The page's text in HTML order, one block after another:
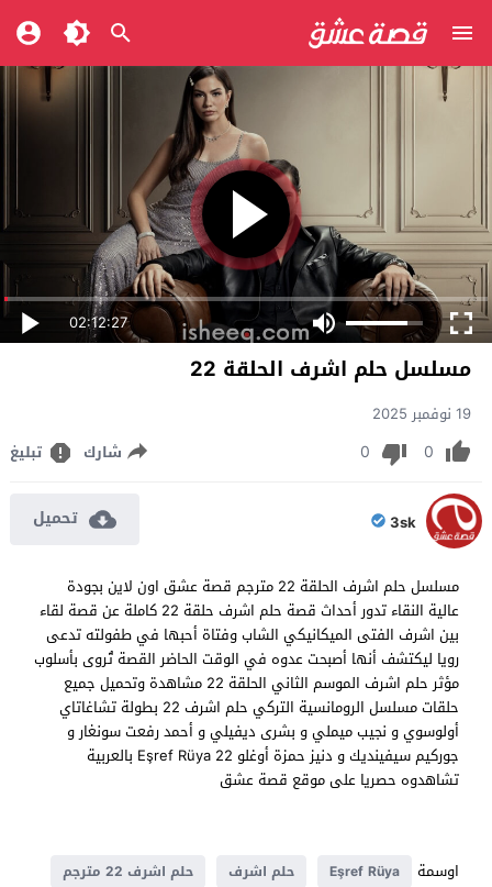
02:12:27
مسلسل حلم اشرف الحلقة 22
19 نوفمبر 2025
0
0 شارك تبليغ
3sk تحميل
مسلسل حلم اشرف الحلقة 22 مترجم قصة عشق اون لاين بجودة
عالية النقاء تدور أحداث قصة حلم اشرف حلقة 22 كاملة عن قصة لقاء
بين اشرف الفتى الميكانيكي الشاب وفتاة أحبها في طفولته تدعى
رويا ليكتشف أنها أصبحت عدوه في الوقت الحاضر القصة تُروى بأسلوب
مؤثر حلم اشرف الموسم الثاني الحلقة 22 مشاهدة وتحميل جميع
حلقات مسلسل الرومانسية التركي حلم اشرف 22 بطولة تشاغاتاي
أولوسوي و نجيب ميملي و بشرى ديفيلي و أحمد رفعت سونغار و
جوركيم سيفينديك و دنيز حمزة أوغلو Eşref Rüya 22 بالعربية
تشاهدوه حصريا على موقع قصة عشق
اوسمة Eşref Rüya حلم اشرف
حلم اشرف 22 مترجم